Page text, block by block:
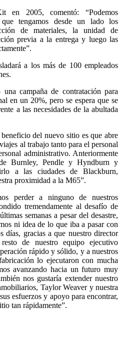
en 2005, comentó: “Podemos
tengamos desde un lado los
de materiales, la unidad de
previa a la entrega y luego las
a los más de 100 empleados
campaña de contratación para
en un 20%, pero se espera que se
a las necesidades de la abultada
del nuevo sitio es que abre
al trabajo tanto para el personal
administrativo. Anteriormente
de Burnley, Pendle y Hyndburn y
a las ciudades de Blackburn,
proximidad a la M65”.
perder a ninguno de nuestros
tremendamente al desafío de
semanas a pesar del desastre,
ni idea de lo que iba a pasar con
días, gracias a que nuestro director
de nuestro equipo ejecutivo
rápido y sólido, y a nuestros
lo ejecutaron con mucha
avanzando hacia un futuro muy
nos gustaría extender nuestro
Taylor Weaver y nuestra
esfuerzos y apoyo para encontrar,
tan rápidamente”.